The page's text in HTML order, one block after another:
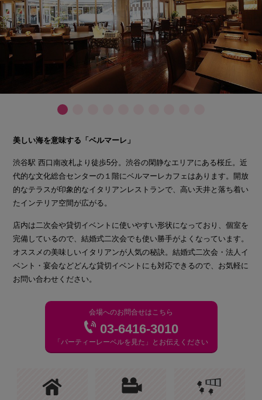
美しい海を意味する「ベルマーレ」
渋谷駅 西口南改札より徒歩5分。渋谷の閑静なエリアにある桜丘。近
代的な文化総合センターの１階にベルマーレカフェはあります。開放
的なテラスが印象的なイタリアンレストランで、高い天井と落ち着い
たインテリア空間が広がる。
店内は二次会や貸切イベントに使いやすい形状になっており、個室を
完備しているので、結婚式二次会でも使い勝手がよくなっています。
オススメの美味しいイタリアンが人気の秘訣。結婚式二次会・法人イ
ベント・宴会などどんな貸切イベントにも対応できるので、お気軽に
お問い合わせください。
会場へのお問合せはこちら
03-6416-3010
「パーティーレーベルを見た」とお伝えください